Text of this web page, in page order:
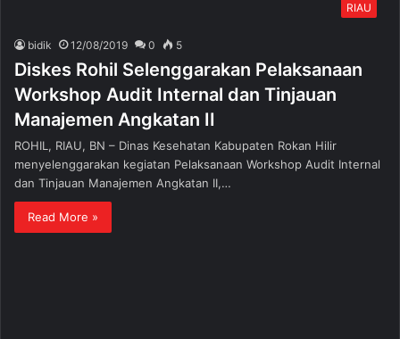
RIAU
bidik 12/08/2019 0 5
Diskes Rohil Selenggarakan Pelaksanaan
Workshop Audit Internal dan Tinjauan
Manajemen Angkatan II
ROHIL, RIAU, BN – Dinas Kesehatan Kabupaten Rokan Hilir
menyelenggarakan kegiatan Pelaksanaan Workshop Audit Internal
dan Tinjauan Manajemen Angkatan II,…
Read More »